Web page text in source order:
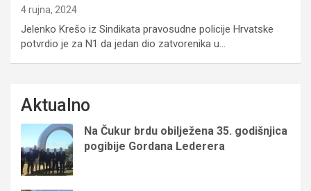
4 rujna, 2024
Jelenko Krešo iz Sindikata pravosudne policije Hrvatske
potvrdio je za N1 da jedan dio zatvorenika u…
Aktualno
Na Čukur brdu obilježena 35. godišnjica
pogibije Gordana Lederera